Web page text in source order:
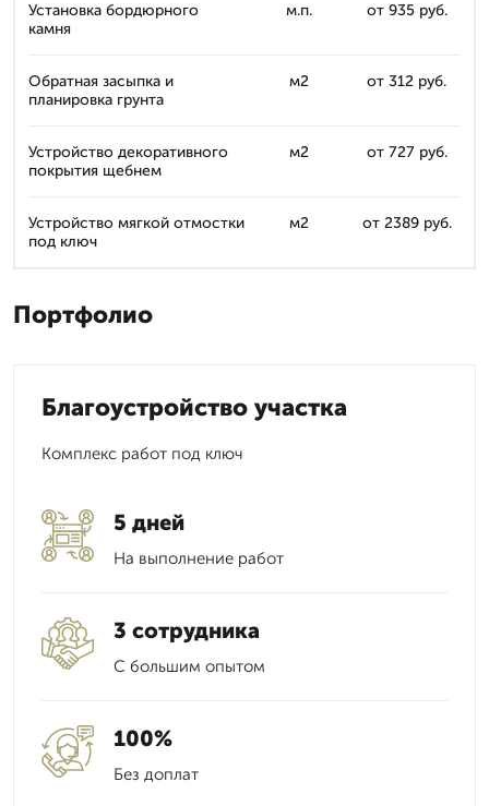
Установка бордюрного
камня
м.п. от 935 руб.
Обратная засыпка и
планировка грунта
м2 от 312 руб.
Устройство декоративного
покрытия щебнем
м2 от 727 руб.
Устройство мягкой отмостки
под ключ
м2 от 2389 руб.
Портфолио
Благоустройство участка
Комплекс работ под ключ
5 дней
На выполнение работ
3 сотрудника
С большим опытом
100%
Без доплат